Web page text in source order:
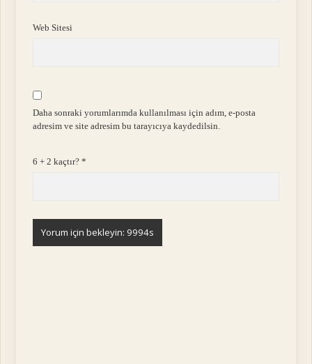
Web Sitesi
Daha sonraki yorumlarımda kullanılması için adım, e-posta
adresim ve site adresim bu tarayıcıya kaydedilsin.
6 + 2 kaçtır?*